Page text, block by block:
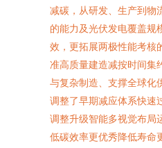
减碳，从研发、生产到物
的能力及光伏发电覆盖规
效，更拓展两极性能考核
准高质量建造减按时间集
与复杂制造、支撑全球化
调整了早期减应体系快速
调整升级智能多视觉布局
低碳效率更优秀降低寿命